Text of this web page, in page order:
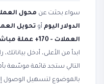
سواء بحثت عن محول
الدولار اليوم أو تحويل
العملات - 170+ عملة مباشر
ابدأ من الأعلى، أدخل
التالي ستجد قائمة موسّعة
بالموضوع لتسهيل